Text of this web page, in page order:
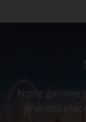
Notre gamme
grandes